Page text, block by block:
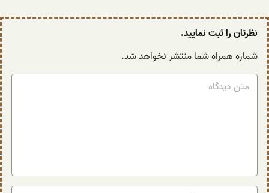
نظرتان را ثبت نمایید.
شماره همراه شما منتشر نخواهد شد.